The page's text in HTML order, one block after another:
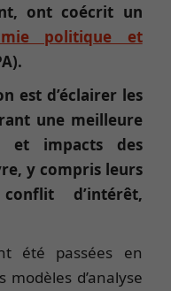
ont coécrit un
politique et
est d’éclairer les
une meilleure
et impacts des
y compris leurs
d’intérêt,
été passées en
d’analyse